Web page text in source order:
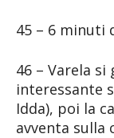
45 – 6 minuti
46 – Varela
interessante
Idda), poi la
avventa sulla